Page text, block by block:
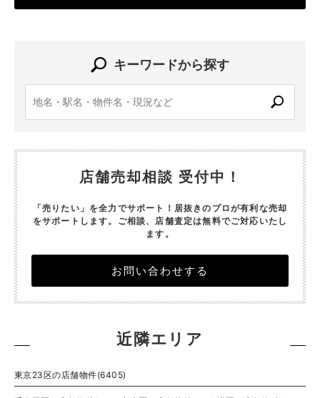
キーワードから探す
店舗売却相談 受付中！
「売りたい」を全力でサポート！居抜きのプロが有利な売却
をサポートします。 ご相談、店舗査定は無料でご対応いたし
ます。
お問い合わせする
近隣エリア
東京23区の店舗物件(6405)